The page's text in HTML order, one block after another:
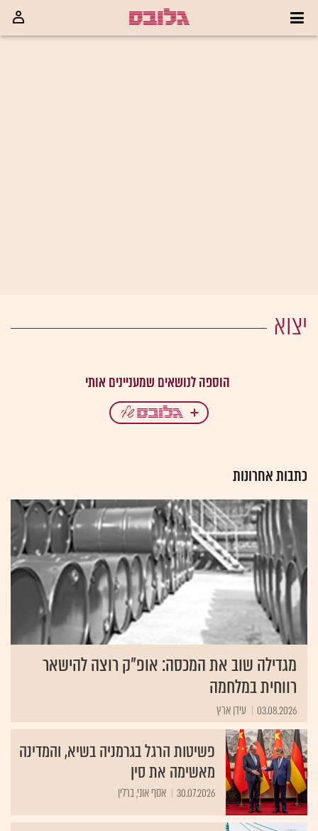
יצוא
כתבות אחרונות
מגדילה שוב את המכסה: אופ"ק רוצה להישאר
רווחית במלחמה
03.08.2026 עידן ארץ
פשיטות הרגל בגרמניה בשיא, והמדינה
מאשימה את סין
30.07.2026 אסף אוני, ברלין